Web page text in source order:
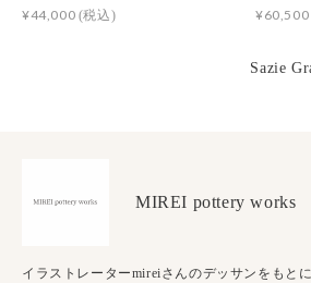
¥44,000 (税込) ¥60,500
Sazie
MIREI pottery works
イラストレーターmireiさんのデッサンをもと